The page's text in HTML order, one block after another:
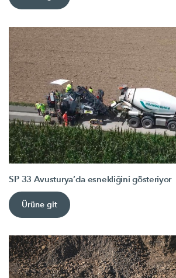
SP 33 Avusturya’da esnekliğini gösteriyor
Ürüne git